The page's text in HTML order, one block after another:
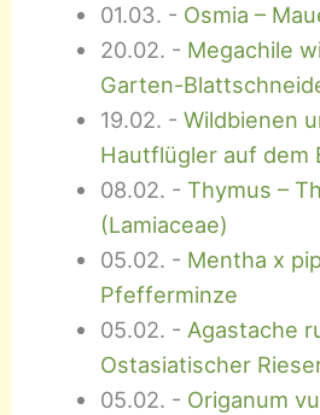
01.03. - Osmia –
20.02. - Megachile
Garten-
19.02. - Wildbienen
Hautflügler auf dem
08.02. - Thymus –
(Lamiaceae)
05.02. - Mentha x
Pfefferminze
05.02. - Agastache
Ostasiatischer
05.02. - Origanum